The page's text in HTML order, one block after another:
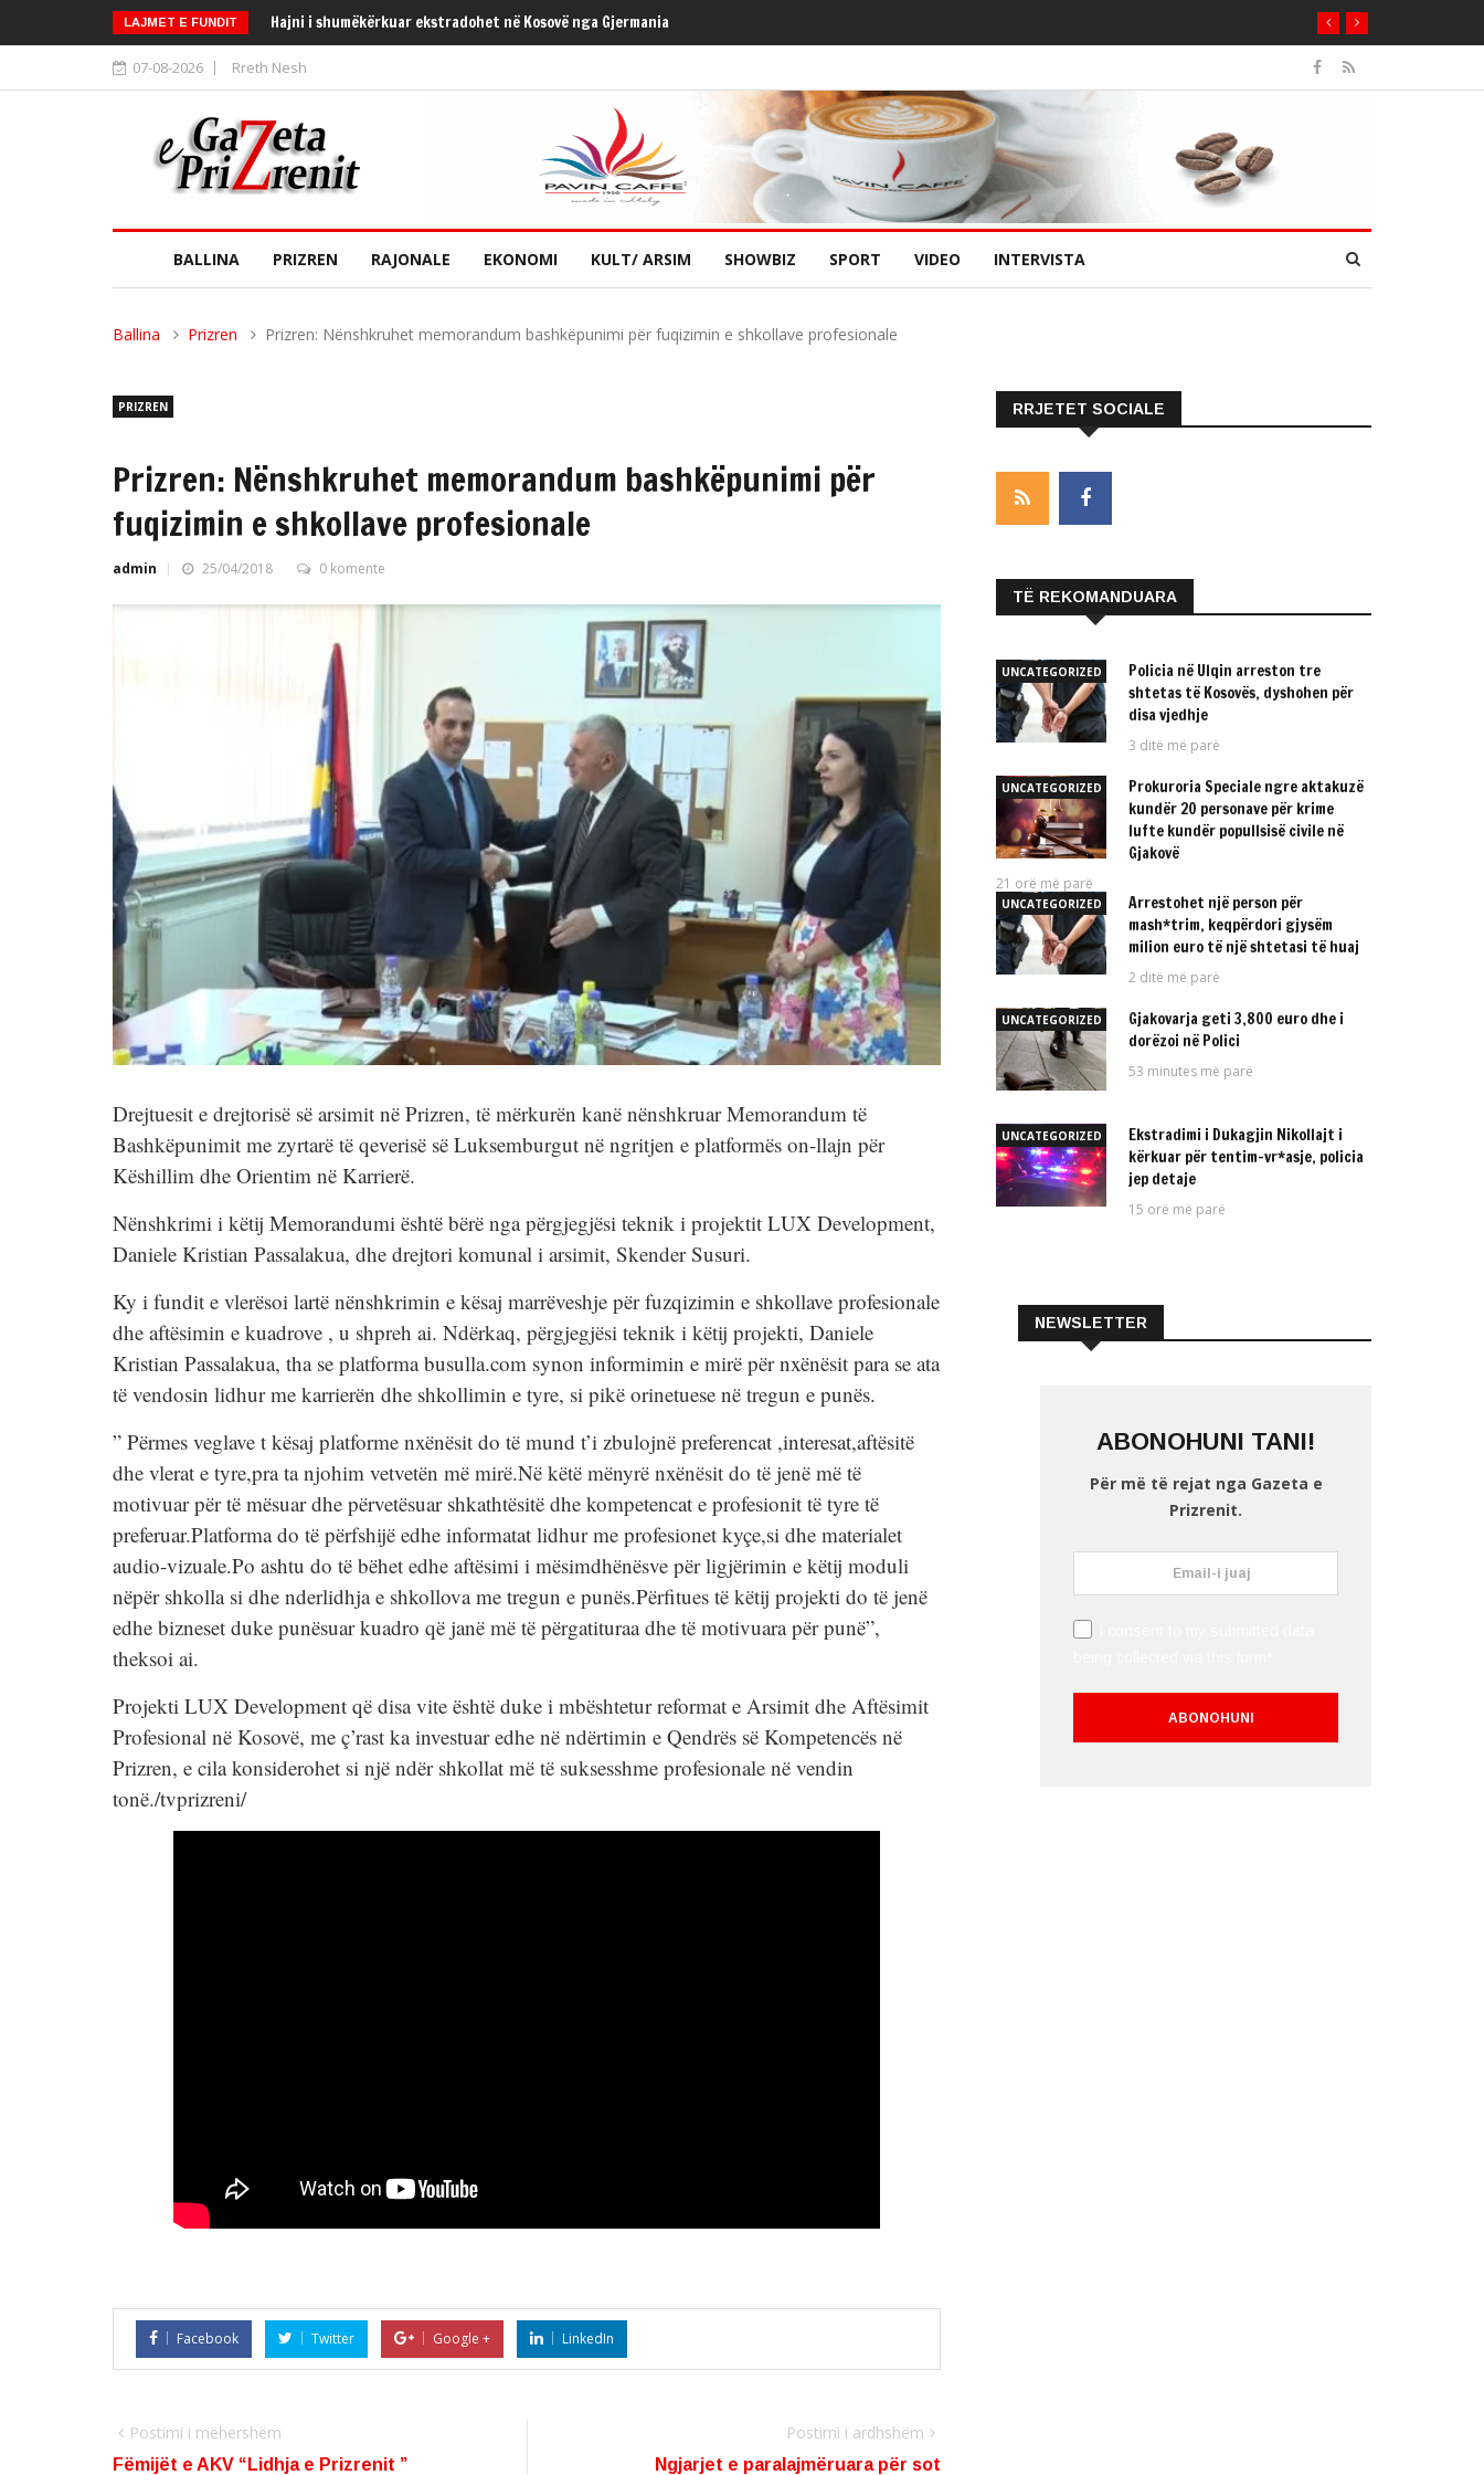
LAJMET E FUNDIT Hajni i shumëkërkuar ekstradohet në Kosovë nga Gjermania
07-08-2026 Rreth Nesh
BALLINA PRIZREN RAJONALE EKONOMI KULT/ ARSIM SHOWBIZ SPORT VIDEO INTERVISTA
Ballina Prizren Prizren: Nënshkruhet memorandum bashkëpunimi për fuqizimin e shkollave profesionale
PRIZREN
Prizren: Nënshkruhet memorandum bashkëpunimi për
fuqizimin e shkollave profesionale
admin 25/04/2018 0 komente
Drejtuesit e drejtorisë së arsimit në Prizren, të mërkurën kanë nënshkruar Memorandum të
Bashkëpunimit me zyrtarë të qeverisë së Luksemburgut në ngritjen e platformës on-llajn për
Këshillim dhe Orientim në Karrierë.
Nënshkrimi i këtij Memorandumi është bërë nga përgjegjësi teknik i projektit LUX Development,
Daniele Kristian Passalakua, dhe drejtori komunal i arsimit, Skender Susuri.
Ky i fundit e vlerësoi lartë nënshkrimin e kësaj marrëveshje për fuzqizimin e shkollave profesionale
dhe aftësimin e kuadrove , u shpreh ai. Ndërkaq, përgjegjësi teknik i këtij projekti, Daniele
Kristian Passalakua, tha se platforma busulla.com synon informimin e mirë për nxënësit para se ata
të vendosin lidhur me karrierën dhe shkollimin e tyre, si pikë orinetuese në tregun e punës.
” Përmes veglave t kësaj platforme nxënësit do të mund t’i zbulojnë preferencat ,interesat,aftësitë
dhe vlerat e tyre,pra ta njohim vetvetën më mirë.Në këtë mënyrë nxënësit do të jenë më të
motivuar për të mësuar dhe përvetësuar shkathtësitë dhe kompetencat e profesionit të tyre të
preferuar.Platforma do të përfshijë edhe informatat lidhur me profesionet kyçe,si dhe materialet
audio-vizuale.Po ashtu do të bëhet edhe aftësimi i mësimdhënësve për ligjërimin e këtij moduli
nëpër shkolla si dhe nderlidhja e shkollova me tregun e punës.Përfitues të këtij projekti do të jenë
edhe bizneset duke punësuar kuadro që janë më të përgatituraa dhe të motivuara për punë”,
theksoi ai.
Projekti LUX Development që disa vite është duke i mbështetur reformat e Arsimit dhe Aftësimit
Profesional në Kosovë, me ç’rast ka investuar edhe në ndërtimin e Qendrës së Kompetencës në
Prizren, e cila konsiderohet si një ndër shkollat më të suksesshme profesionale në vendin
tonë./tvprizreni/
Facebook Twitter Google + LinkedIn
Postimi i mëhershëm
Fëmijët e AKV “Lidhja e Prizrenit ”
Postimi i ardhshëm
Ngjarjet e paralajmëruara për sot
RRJETET SOCIALE
TË REKOMANDUARA
UNCATEGORIZED
Policia në Ulqin arreston tre
shtetas të Kosovës, dyshohen për
disa vjedhje
3 ditë më parë
UNCATEGORIZED
Prokuroria Speciale ngre aktakuzë
kundër 20 personave për krime
lufte kundër popullsisë civile në
Gjakovë
21 orë më parë
UNCATEGORIZED
Arrestohet një person për
mash*trim, keqpërdori gjysëm
milion euro të një shtetasi të huaj
2 ditë më parë
UNCATEGORIZED
Gjakovarja geti 3,800 euro dhe i
dorëzoi në Polici
53 minutes më parë
UNCATEGORIZED
Ekstradimi i Dukagjin Nikollajt i
kërkuar për tentim-vr*asje, policia
jep detaje
15 orë më parë
NEWSLETTER
ABONOHUNI TANI!
Për më të rejat nga Gazeta e
Prizrenit.